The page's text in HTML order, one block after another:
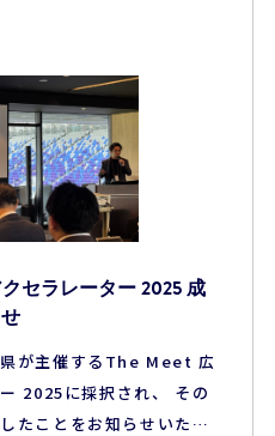
【時間】10:00–18:00（最
セラレーター 2025 成
が主催するThe Meet 広
2025に採択され、 その
たことをお知らせいたし